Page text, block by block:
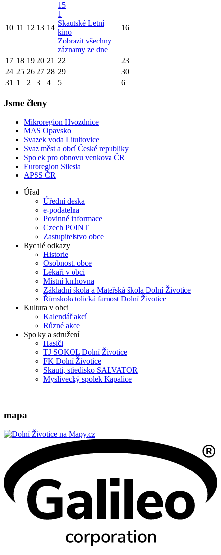
10 11 12 13 14
15
1
Skautské Letní
kino
Zobrazit všechny
záznamy ze dne
16
17 18 19 20 21 22
23
24 25 26 27 28 29
30
31 1 2 3 4 5 6
Jsme členy
Mikroregion Hvozdnice
MAS Opavsko
Svazek voda Litultovice
Svaz měst a obcí České republiky
Spolek pro obnovu venkova ČR
Euroregion Silesia
APSS ČR
Úřad
Úřední deska
e-podatelna
Povinné informace
Czech POINT
Zastupitelstvo obce
Rychlé odkazy
Historie
Osobnosti obce
Lékaři v obci
Místní knihovna
Základní škola a Mateřská škola Dolní Životice
Římskokatolická farnost Dolní Životice
Kultura v obci
Kalendář akcí
Různé akce
Spolky a sdružení
Hasiči
TJ SOKOL Dolní Životice
FK Dolní Životice
Skauti, středisko SALVATOR
Myslivecký spolek Kapalice
mapa